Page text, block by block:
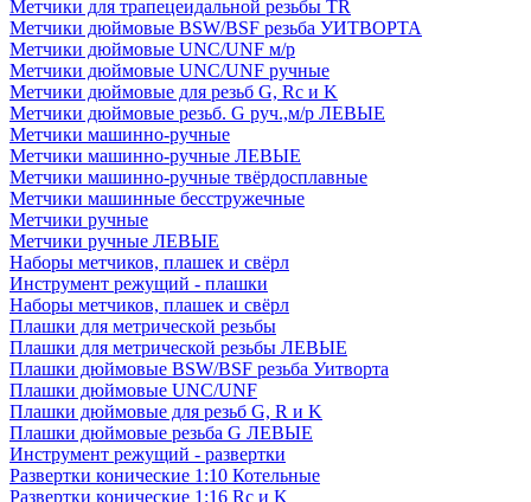
Метчики для трапецеидальной резьбы TR
Метчики дюймовые BSW/BSF резьба УИТВОРТА
Метчики дюймовые UNC/UNF м/р
Метчики дюймовые UNC/UNF ручные
Метчики дюймовые для резьб G, Rc и K
Метчики дюймовые резьб. G руч.,м/р ЛЕВЫЕ
Метчики машинно-ручные
Метчики машинно-ручные ЛЕВЫЕ
Метчики машинно-ручные твёрдосплавные
Метчики машинные бесстружечные
Метчики ручные
Метчики ручные ЛЕВЫЕ
Наборы метчиков, плашек и свёрл
Инструмент режущий - плашки
Наборы метчиков, плашек и свёрл
Плашки для метрической резьбы
Плашки для метрической резьбы ЛЕВЫЕ
Плашки дюймовые BSW/BSF резьба Уитворта
Плашки дюймовые UNC/UNF
Плашки дюймовые для резьб G, R и K
Плашки дюймовые резьба G ЛЕВЫЕ
Инструмент режущий - развертки
Развертки конические 1:10 Котельные
Развертки конические 1:16 Rc и K